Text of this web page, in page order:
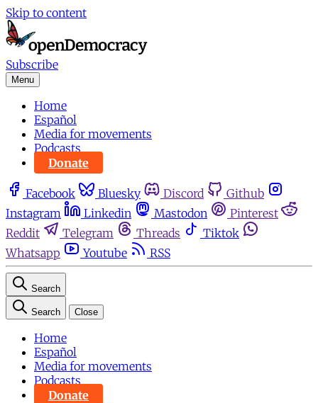
Skip to content
Subscribe
Menu
Home
Español
Media for movements
Podcasts
Donate
Facebook Bluesky Discord
Github
Instagram
Linkedin Mastodon
Pinterest
Reddit
Telegram Threads
Tiktok
Whatsapp
Youtube RSS
Search
Search Close
Home
Español
Media for movements
Podcasts
Donate